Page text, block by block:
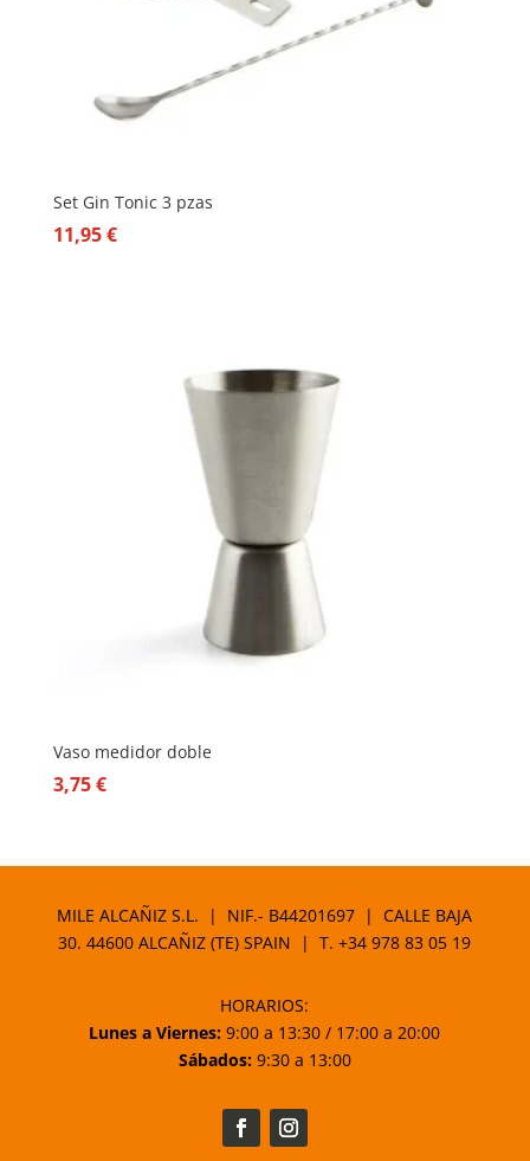
Set Gin Tonic 3 pzas
11,95€
Vaso medidor doble
3,75€
MILE ALCAÑIZ S.L. | NIF.- B44201697 | CALLE BAJA
30. 44600 ALCAÑIZ (TE) SPAIN | T.+34 978 83 05 19
HORARIOS:
Lunes a Viernes: 9:00 a 13:30 / 17:00 a 20:00
Sábados:9:30 a 13:00